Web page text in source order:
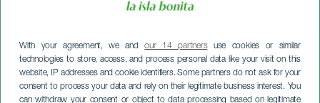
With your agreement, we andour 14 partnersuse cookies or similar
technologies to store, access, and process personal data like your visit on this
website, IP addresses and cookie identifiers. Some partners do not ask for your
consent to process your data and rely on their legitimate business interest. You
can withdraw your consent or object to data processing based on legitimate